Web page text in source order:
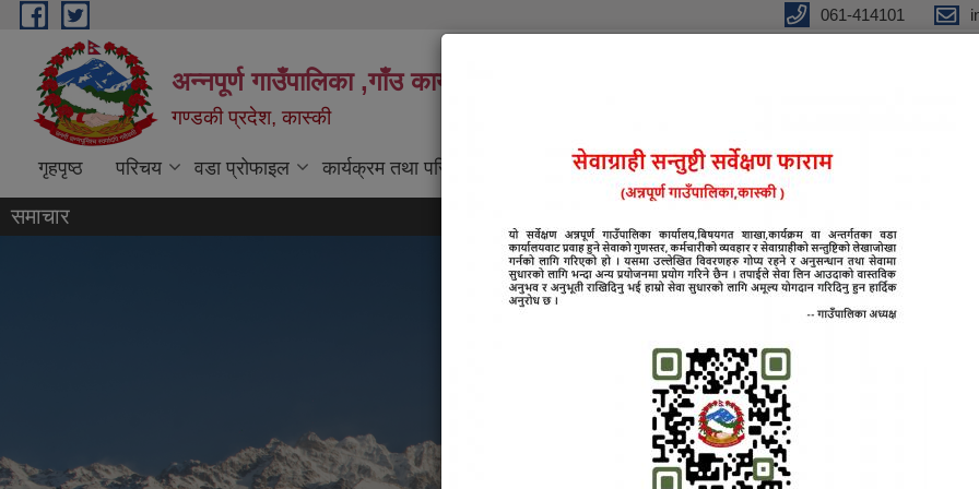
Skip to main content 061-414101
अन्नपूर्ण गाउँपालिका ,गाँउ कार्यपालिकाको कार्यालय
गण्डकी प्रदेश, कास्की
गृहपृष्ठ परिचय वडा प्रोफाइल कार्यक्रम तथा परियोजना विधुतीय शुसासन सेवा प्रतिवेदन सूचना तथा जानकारी
समाचार